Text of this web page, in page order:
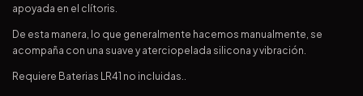
apoyada en el clítoris.
De esta manera, lo que generalmente hacemos manualmente, se
acompaña con una suave y aterciopelada silicona y vibración.
Requiere Baterias LR41 no incluidas..